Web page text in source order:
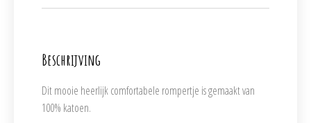
Beschrijving
Dit mooie heerlijk comfortabele rompertje is gemaakt van
100% katoen.